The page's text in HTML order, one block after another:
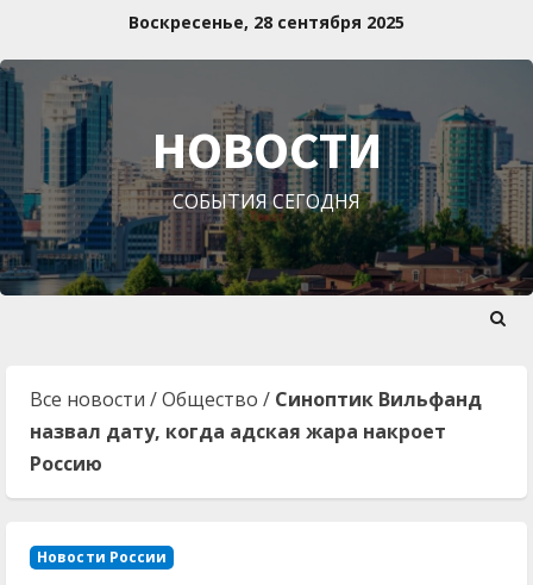
содержимому
Воскресенье, 28 сентября 2025
НОВОСТИ
СОБЫТИЯ СЕГОДНЯ
Все новости /Общество / Синоптик Вильфанд
назвал дату, когда адская жара накроет
Россию
Новости России